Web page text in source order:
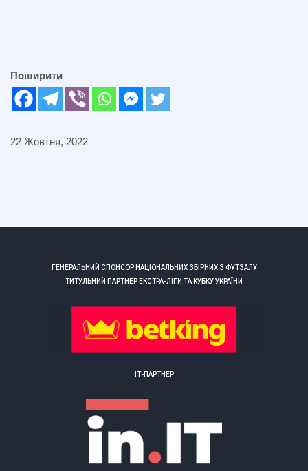
Поширити
22 Жовтня, 2022
ГЕНЕРАЛЬНИЙ СПОНСОР НАЦІОНАЛЬНИХ ЗБІРНИХ З ФУТЗАЛУ
ТИТУЛЬНИЙ ПАРТНЕР ЕКСТРА-ЛІГИ ТА КУБКУ УКРАЇНИ
ІТ-ПАРТНЕР